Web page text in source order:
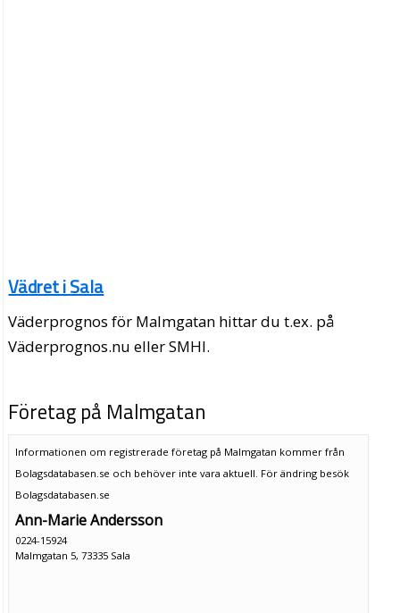
Vädret i Sala
Väderprognos för Malmgatan hittar du t.ex. på
Väderprognos.nu eller SMHI.
Företag på Malmgatan
Informationen om registrerade företag på Malmgatan kommer från
Bolagsdatabasen.se och behöver inte vara aktuell. För ändring besök
Bolagsdatabasen.se
Ann-Marie Andersson
0224-15924
Malmgatan 5, 73335 Sala